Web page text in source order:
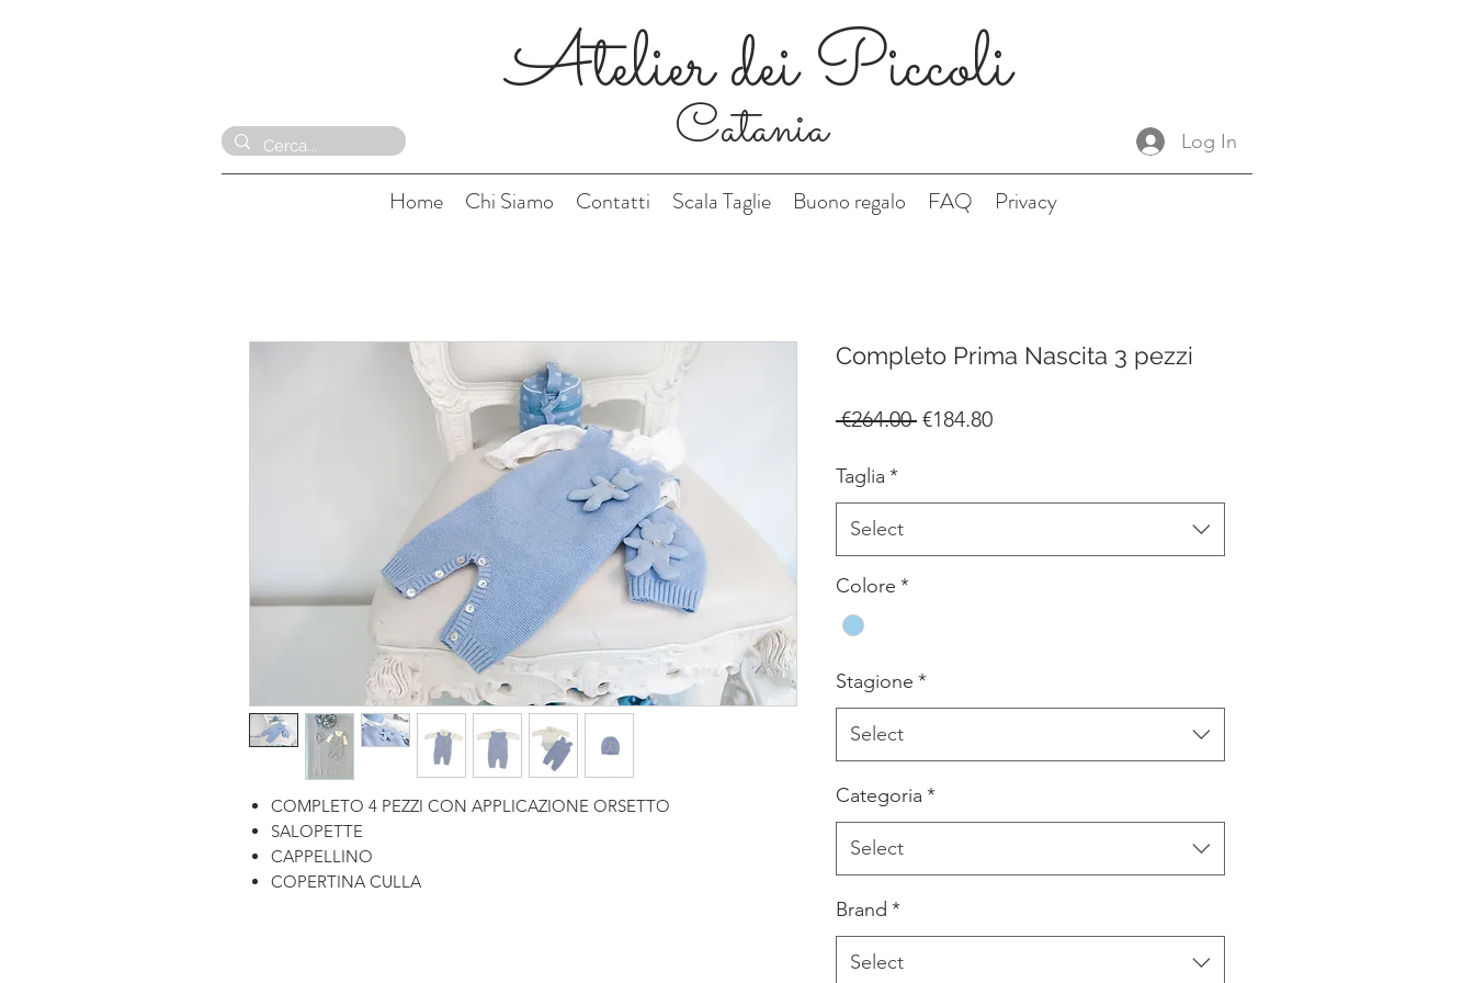
Atelier dei Piccoli
Catania Log In
Home Chi Siamo Contatti Scala Taglie Buono regalo FAQ Privacy
COMPLETO 4 PEZZI CON APPLICAZIONE ORSETTO
SALOPETTE
CAPPELLINO
COPERTINA CULLA
Completo Prima Nascita 3 pezzi
€264.00 Regular
€184.80Sale
Taglia *
Select
Colore *
Stagione *
Select
Categoria *
Select
Brand *
Select